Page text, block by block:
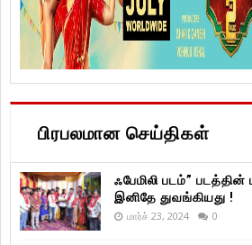
பிரபலமான செய்திகள்
ஃபேமிலி படம்” படத்தின்
இனிதே துவங்கியது !
மார்ச் 23, 2024 0